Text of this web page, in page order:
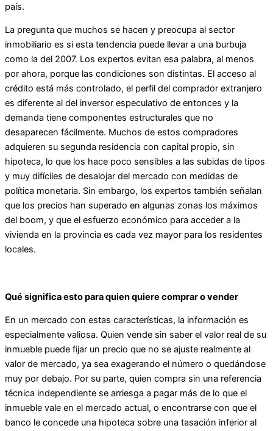
país.
La pregunta que muchos se hacen y preocupa al sector
inmobiliario es si esta tendencia puede llevar a una burbuja
como la del 2007. Los expertos evitan esa palabra, al menos
por ahora, porque las condiciones son distintas. El acceso al
crédito está más controlado, el perfil del comprador extranjero
es diferente al del inversor especulativo de entonces y la
demanda tiene componentes estructurales que no
desaparecen fácilmente. Muchos de estos compradores
adquieren su segunda residencia con capital propio, sin
hipoteca, lo que los hace poco sensibles a las subidas de tipos
y muy difíciles de desalojar del mercado con medidas de
política monetaria. Sin embargo, los expertos también señalan
que los precios han superado en algunas zonas los máximos
del boom, y que el esfuerzo económico para acceder a la
vivienda en la provincia es cada vez mayor para los residentes
locales.
Qué significa esto para quien quiere comprar o vender
En un mercado con estas características, la información es
especialmente valiosa. Quien vende sin saber el valor real de su
inmueble puede fijar un precio que no se ajuste realmente al
valor de mercado, ya sea exagerando el número o quedándose
muy por debajo. Por su parte, quien compra sin una referencia
técnica independiente se arriesga a pagar más de lo que el
inmueble vale en el mercado actual, o encontrarse con que el
banco le concede una hipoteca sobre una tasación inferior al